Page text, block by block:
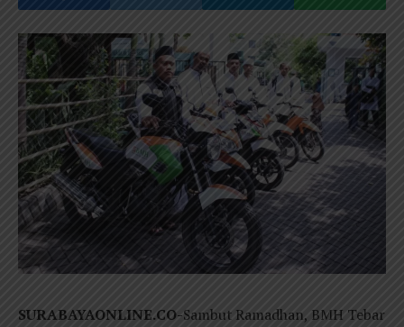
SURABAYAONLINE.CO-Sambut Ramadhan, BMH Tebar